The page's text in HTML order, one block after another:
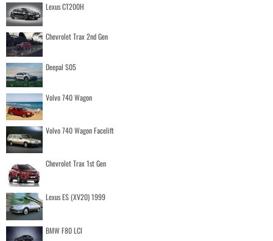
Lexus CT200H
Chevrolet Trax 2nd Gen
Deepal S05
Volvo 740 Wagon
Volvo 740 Wagon Facelift
Chevrolet Trax 1st Gen
Lexus ES (XV20) 1999
BMW F80 LCI